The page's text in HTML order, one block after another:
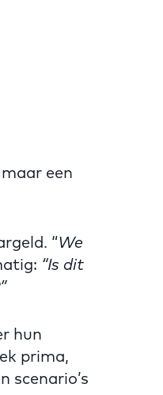
een
“We
“Is dit
hun
prima,
scenario’s